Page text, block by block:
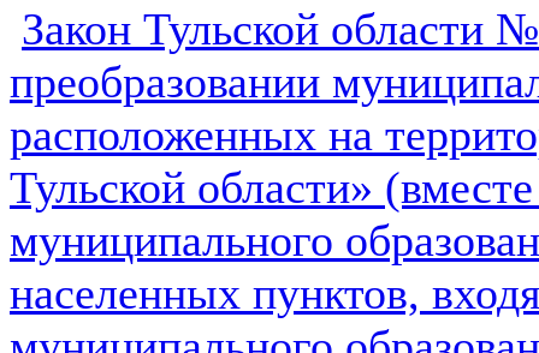
Закон Тульской области
преобразовании
расположенных на
Тульской области»
муниципального
населенных пунктов,